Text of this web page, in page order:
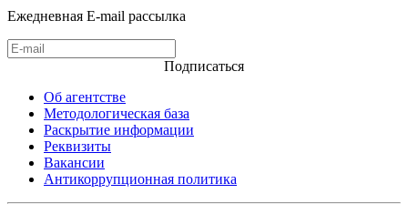
Ежедневная E-mail рассылка
Подписаться
Об агентстве
Методологическая база
Раскрытие информации
Реквизиты
Вакансии
Антикоррупционная политика